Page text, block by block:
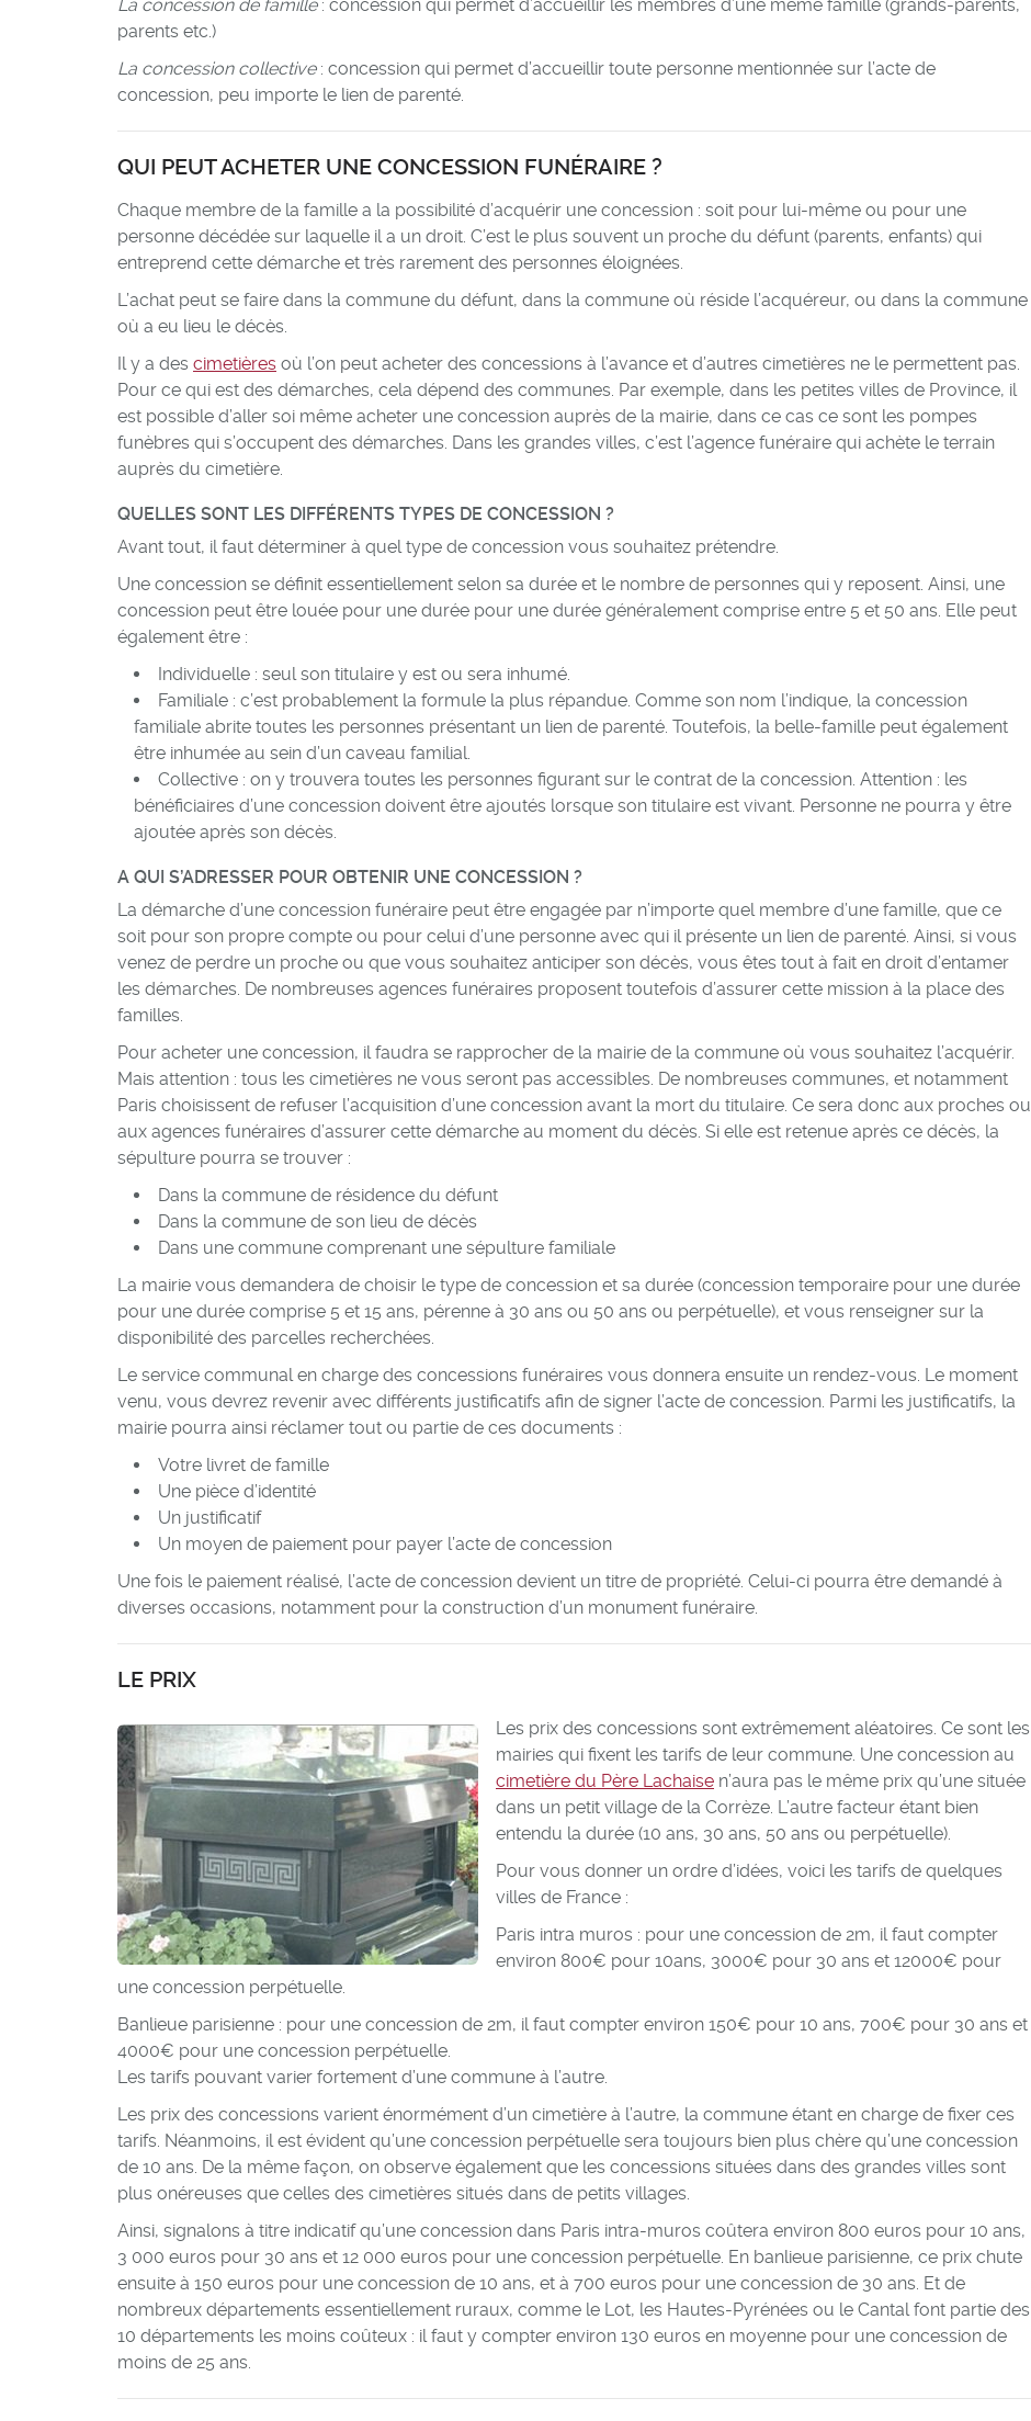
La concession de famille: concession qui permet d’accueillir les membres d’une même famille (grands-parents,
parents etc.)
La concession collective: concession qui permet d’accueillir toute personne mentionnée sur l’acte de
concession, peu importe le lien de parenté.
QUI PEUT ACHETER UNE CONCESSION FUNÉRAIRE ?
Chaque membre de la famille a la possibilité d’acquérir une concession : soit pour lui-même ou pour une
personne décédée sur laquelle il a un droit. C’est le plus souvent un proche du défunt (parents, enfants) qui
entreprend cette démarche et très rarement des personnes éloignées.
L’achat peut se faire dans la commune du défunt, dans la commune où réside l’acquéreur, ou dans la commune
où a eu lieu le décès.
Il y a des cimetières où l’on peut acheter des concessions à l’avance et d’autres cimetières ne le permettent pas.
Pour ce qui est des démarches, cela dépend des communes. Par exemple, dans les petites villes de Province, il
est possible d’aller soi même acheter une concession auprès de la mairie, dans ce cas ce sont les pompes
funèbres qui s’occupent des démarches. Dans les grandes villes, c’est l’agence funéraire qui achète le terrain
auprès du cimetière.
QUELLES SONT LES DIFFÉRENTS TYPES DE CONCESSION ?
Avant tout, il faut déterminer à quel type de concession vous souhaitez prétendre.
Une concession se définit essentiellement selon sa durée et le nombre de personnes qui y reposent. Ainsi, une
concession peut être louée pour une durée pour une durée généralement comprise entre 5 et 50 ans. Elle peut
également être :
Individuelle : seul son titulaire y est ou sera inhumé.
Familiale : c’est probablement la formule la plus répandue. Comme son nom l’indique, la concession
familiale abrite toutes les personnes présentant un lien de parenté. Toutefois, la belle-famille peut également
être inhumée au sein d’un caveau familial.
Collective : on y trouvera toutes les personnes figurant sur le contrat de la concession. Attention : les
bénéficiaires d’une concession doivent être ajoutés lorsque son titulaire est vivant. Personne ne pourra y être
ajoutée après son décès.
A QUI S’ADRESSER POUR OBTENIR UNE CONCESSION ?
La démarche d’une concession funéraire peut être engagée par n’importe quel membre d’une famille, que ce
soit pour son propre compte ou pour celui d’une personne avec qui il présente un lien de parenté. Ainsi, si vous
venez de perdre un proche ou que vous souhaitez anticiper son décès, vous êtes tout à fait en droit d’entamer
les démarches. De nombreuses agences funéraires proposent toutefois d’assurer cette mission à la place des
familles.
Pour acheter une concession, il faudra se rapprocher de la mairie de la commune où vous souhaitez l’acquérir.
Mais attention : tous les cimetières ne vous seront pas accessibles. De nombreuses communes, et notamment
Paris choisissent de refuser l’acquisition d’une concession avant la mort du titulaire. Ce sera donc aux proches ou
aux agences funéraires d’assurer cette démarche au moment du décès. Si elle est retenue après ce décès, la
sépulture pourra se trouver :
Dans la commune de résidence du défunt
Dans la commune de son lieu de décès
Dans une commune comprenant une sépulture familiale
La mairie vous demandera de choisir le type de concession et sa durée (concession temporaire pour une durée
pour une durée comprise 5 et 15 ans, pérenne à 30 ans ou 50 ans ou perpétuelle), et vous renseigner sur la
disponibilité des parcelles recherchées.
Le service communal en charge des concessions funéraires vous donnera ensuite un rendez-vous. Le moment
venu, vous devrez revenir avec différents justificatifs afin de signer l’acte de concession. Parmi les justificatifs, la
mairie pourra ainsi réclamer tout ou partie de ces documents :
Votre livret de famille
Une pièce d’identité
Un justificatif
Un moyen de paiement pour payer l’acte de concession
Une fois le paiement réalisé, l’acte de concession devient un titre de propriété. Celui-ci pourra être demandé à
diverses occasions, notamment pour la construction d’un monument funéraire.
LE PRIX
Les prix des concessions sont extrêmement aléatoires. Ce sont les
mairies qui fixent les tarifs de leur commune. Une concession au
cimetière du Père Lachaise n’aura pas le même prix qu’une située
dans un petit village de la Corrèze. L’autre facteur étant bien
entendu la durée (10 ans, 30 ans, 50 ans ou perpétuelle).
Pour vous donner un ordre d’idées, voici les tarifs de quelques
villes de France :
Paris intra muros : pour une concession de 2m, il faut compter
environ 800€ pour 10ans, 3000€ pour 30 ans et 12000€ pour
une concession perpétuelle.
Banlieue parisienne : pour une concession de 2m, il faut compter environ 150€ pour 10 ans, 700€ pour 30 ans et
4000€ pour une concession perpétuelle.
Les tarifs pouvant varier fortement d’une commune à l’autre.
Les prix des concessions varient énormément d’un cimetière à l’autre, la commune étant en charge de fixer ces
tarifs. Néanmoins, il est évident qu’une concession perpétuelle sera toujours bien plus chère qu’une concession
de 10 ans. De la même façon, on observe également que les concessions situées dans des grandes villes sont
plus onéreuses que celles des cimetières situés dans de petits villages.
Ainsi, signalons à titre indicatif qu’une concession dans Paris intra-muros coûtera environ 800 euros pour 10 ans,
3 000 euros pour 30 ans et 12 000 euros pour une concession perpétuelle. En banlieue parisienne, ce prix chute
ensuite à 150 euros pour une concession de 10 ans, et à 700 euros pour une concession de 30 ans. Et de
nombreux départements essentiellement ruraux, comme le Lot, les Hautes-Pyrénées ou le Cantal font partie des
10 départements les moins coûteux : il faut y compter environ 130 euros en moyenne pour une concession de
moins de 25 ans.